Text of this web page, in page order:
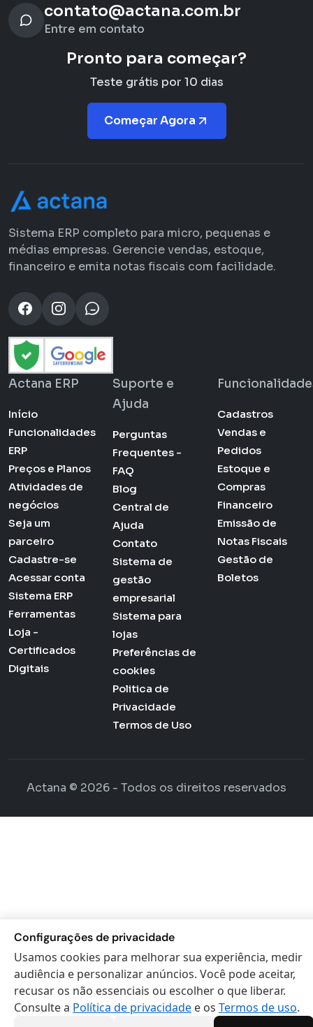
contato@actana.com.br
Entre em contato
Pronto para começar?
Teste grátis por 10 dias
Começar Agora
Sistema ERP completo para micro, pequenas e
médias empresas. Gerencie vendas, estoque,
financeiro e emita notas fiscais com facilidade.
Actana ERP
Início
Funcionalidades
ERP
Preços e Planos
Atividades de
negócios
Seja um
parceiro
Cadastre-se
Acessar conta
Sistema ERP
Ferramentas
Loja -
Certificados
Digitais
Suporte e
Ajuda
Perguntas
Frequentes -
FAQ
Blog
Central de
Ajuda
Contato
Sistema de
gestão
empresarial
Sistema para
lojas
Preferências de
cookies
Politica de
Privacidade
Termos de Uso
Cadastros
Vendas e
Pedidos
Estoque e
Compras
Financeiro
Emissão de
Notas Fiscais
Gestão de
Boletos
Actana © 2026 - Todos os direitos reservados
Configurações de privacidade
Usamos cookies para melhorar sua experiência, medir
audiência e personalizar anúncios. Você pode aceitar,
recusar os não essenciais ou escolher o que liberar.
Consulte a Política de privacidade e os Termos de uso.